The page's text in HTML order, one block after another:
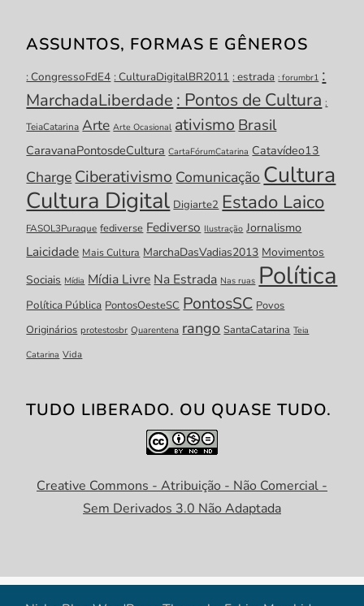
ASSUNTOS, FORMAS E GÊNEROS
: CongressoFdE4 : CulturaDigitalBR2011 : estrada : forumbr1 :
MarchadaLiberdade : Pontos de Cultura :
TeiaCatarina Arte Arte Ocasional ativismoBrasil
CaravanaPontosdeCultura CartaFórumCatarina Catavídeo13
ChargeCiberativismoComunicação Cultura
Cultura Digital Digiarte2 Estado Laico
FASOL3Puraque fediverse Fediverso Ilustração Jornalismo
Laicidade Mais Cultura MarchaDasVadias2013 Movimentos
Sociais Mídia Mídia LivreNa Estrada Nas ruas Política
Política Pública PontosOesteSC PontosSC Povos
Originários protestosbr Quarentena rango SantaCatarina Teia
Catarina Vida
TUDO LIBERADO. OU QUASE TUDO.
Creative Commons - Atribuição - Não Comercial -
Sem Derivados 3.0 Não Adaptada